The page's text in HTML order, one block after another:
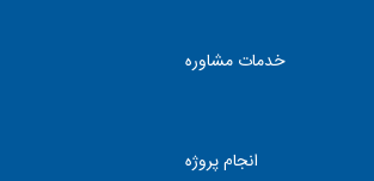
خدمات مشاوره
انجام پروژه